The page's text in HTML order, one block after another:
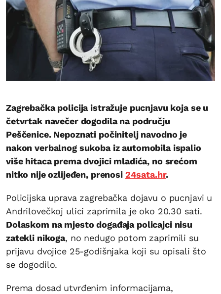
Zagrebačka policija istražuje pucnjavu koja se u
četvrtak navečer dogodila na području
Peščenice. Nepoznati počinitelj navodno je
nakon verbalnog sukoba iz automobila ispalio
više hitaca prema dvojici mladića, no srećom
nitko nije ozlijeđen, prenosi 24sata.hr.
Policijska uprava zagrebačka dojavu o pucnjavi u
Andrilovečkoj ulici zaprimila je oko 20.30 sati.
Dolaskom na mjesto događaja policajci nisu
zatekli nikoga, no nedugo potom zaprimili su
prijavu dvojice 25-godišnjaka koji su opisali što
se dogodilo.
Prema dosad utvrđenim informacijama,